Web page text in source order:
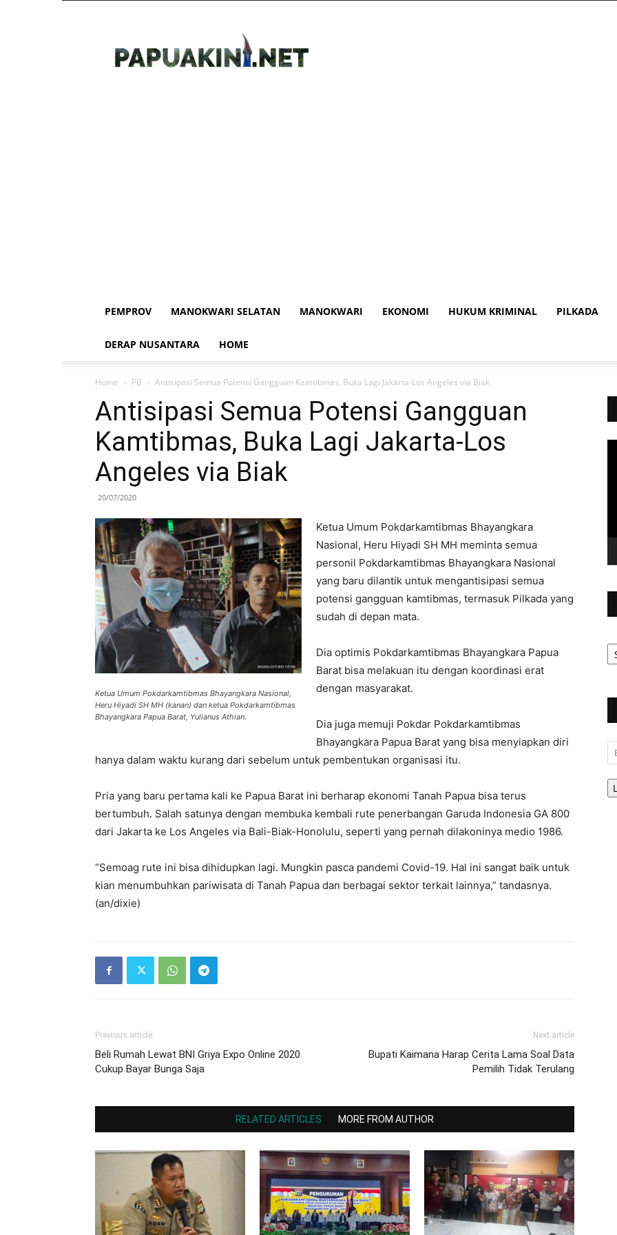
PEMPROV MANOKWARI SELATAN MANOKWARI EKONOMI HUKUM KRIMINAL PILKADA
DERAP NUSANTARA HOME
Home PB Antisipasi Semua Potensi Gangguan Kamtibmas, Buka Lagi Jakarta-Los Angeles via Biak
Antisipasi Semua Potensi Gangguan
Kamtibmas, Buka Lagi Jakarta-Los
Angeles via Biak
20/07/2020
Ketua Umum Pokdarkamtibmas Bhayangkara Nasional,
Heru Hiyadi SH MH (kanan) dan ketua Pokdarkamtibmas
Bhayangkara Papua Barat, Yulianus Athian.
Ketua Umum Pokdarkamtibmas Bhayangkara
Nasional, Heru Hiyadi SH MH meminta semua
personil Pokdarkamtibmas Bhayangkara Nasional
yang baru dilantik untuk mengantisipasi semua
potensi gangguan kamtibmas, termasuk Pilkada yang
sudah di depan mata.
Dia optimis Pokdarkamtibmas Bhayangkara Papua
Barat bisa melakuan itu dengan koordinasi erat
dengan masyarakat.
Dia juga memuji Pokdar Pokdarkamtibmas
Bhayangkara Papua Barat yang bisa menyiapkan diri
hanya dalam waktu kurang dari sebelum untuk pembentukan organisasi itu.
Pria yang baru pertama kali ke Papua Barat ini berharap ekonomi Tanah Papua bisa terus
bertumbuh. Salah satunya dengan membuka kembali rute penerbangan Garuda Indonesia GA 800
dari Jakarta ke Los Angeles via Bali-Biak-Honolulu, seperti yang pernah dilakoninya medio 1986.
“Semoag rute ini bisa dihidupkan lagi. Mungkin pasca pandemi Covid-19. Hal ini sangat baik untuk
kian menumbuhkan pariwisata di Tanah Papua dan berbagai sektor terkait lainnya,” tandasnya.
(an/dixie)
Previous article
Beli Rumah Lewat BNI Griya Expo Online 2020
Cukup Bayar Bunga Saja
Next article
Bupati Kaimana Harap Cerita Lama Soal Data
Pemilih Tidak Terulang
RELATED ARTICLES MORE FROM AUTHOR